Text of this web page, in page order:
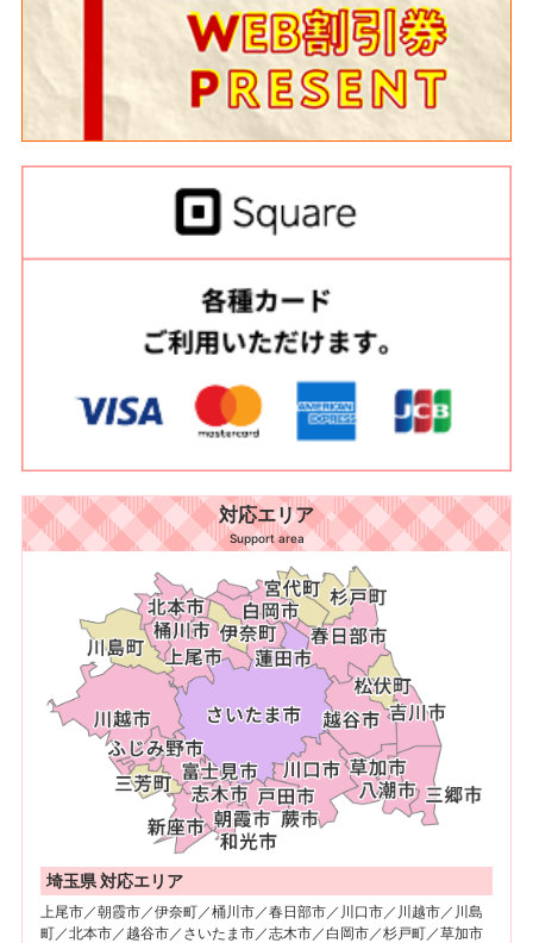
対応エリア
Support area
埼玉県 対応エリア
上尾市／朝霞市／伊奈町／桶川市／春日部市／川口市／川越市／川島
町／北本市／越谷市／さいたま市／志木市／白岡市／杉戸町／草加市